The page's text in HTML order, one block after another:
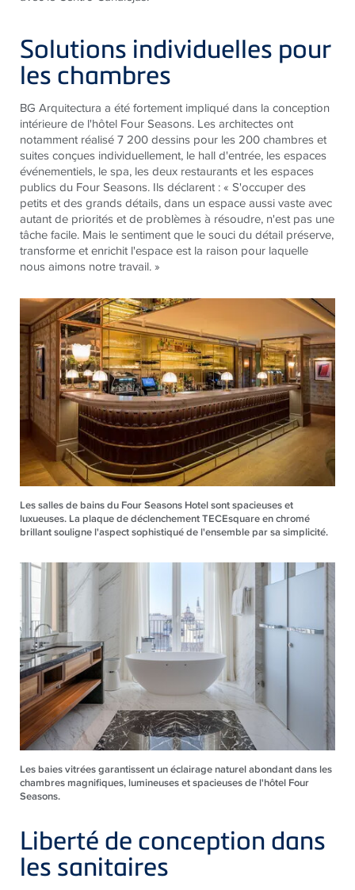
Solutions individuelles pour
les chambres
BG Arquitectura a été fortement impliqué dans la conception
intérieure de l'hôtel Four Seasons. Les architectes ont
notamment réalisé 7 200 dessins pour les 200 chambres et
suites conçues individuellement, le hall d'entrée, les espaces
événementiels, le spa, les deux restaurants et les espaces
publics du Four Seasons. Ils déclarent : « S'occuper des
petits et des grands détails, dans un espace aussi vaste avec
autant de priorités et de problèmes à résoudre, n'est pas une
tâche facile. Mais le sentiment que le souci du détail préserve,
transforme et enrichit l'espace est la raison pour laquelle
nous aimons notre travail. »
Les salles de bains du Four Seasons Hotel sont spacieuses et
luxueuses. La plaque de déclenchement TECEsquare en chromé
brillant souligne l'aspect sophistiqué de l'ensemble par sa simplicité.
Les baies vitrées garantissent un éclairage naturel abondant dans les
chambres magnifiques, lumineuses et spacieuses de l'hôtel Four
Seasons.
Liberté de conception dans
les sanitaires